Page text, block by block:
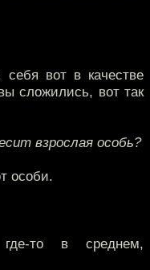
вот в качестве
сложились, вот так
взрослая особь?
особи.
то в среднем,